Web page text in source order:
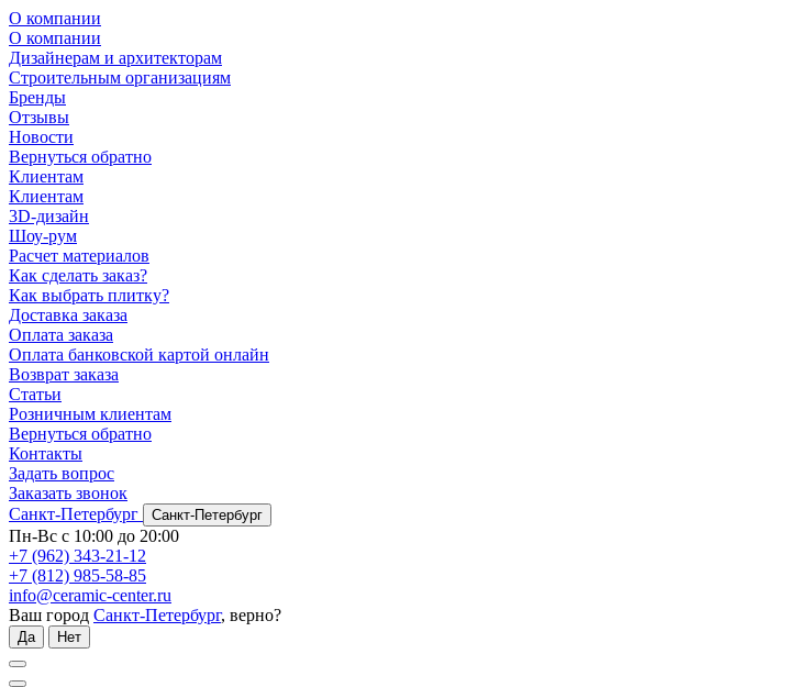
О компании
О компании
Дизайнерам и архитекторам
Строительным организациям
Бренды
Отзывы
Новости
Вернуться обратно
Клиентам
Клиентам
3D-дизайн
Шоу-рум
Расчет материалов
Как сделать заказ?
Как выбрать плитку?
Доставка заказа
Оплата заказа
Оплата банковской картой онлайн
Возврат заказа
Статьи
Розничным клиентам
Вернуться обратно
Контакты
Задать вопрос
Заказать звонок
Санкт-Петербург
Санкт-Петербург
Пн-Вс с 10:00 до 20:00
+7 (962) 343-21-12
+7 (812) 985-58-85
info@ceramic-center.ru
Ваш город Санкт-Петербург, верно?
Да Нет